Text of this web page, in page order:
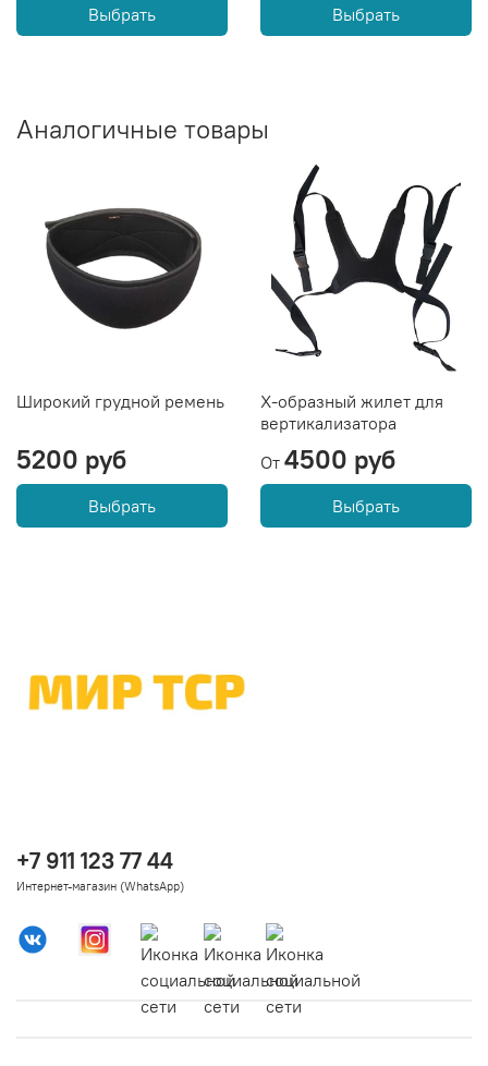
Выбрать Выбрать
Аналогичные товары
Широкий грудной ремень
5200 руб
Выбрать
Х-образный жилет для
вертикализатора
От 4500 руб
Выбрать
+7 911 123 77 44
Интернет-магазин (WhatsApp)